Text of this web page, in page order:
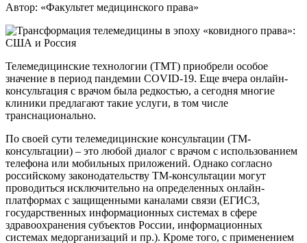
Автор: «Факультет медицинского права»
Телемедицинские технологии (ТМТ) приобрели особое
значение в период пандемии COVID-19. Еще вчера онлайн-
консультация с врачом была редкостью, а сегодня многие
клиники предлагают такие услуги, в том числе
транснационально.
По своей сути телемедицинские консультации (ТМ-
консультации) – это любой диалог с врачом с использованием
телефона или мобильных приложений. Однако согласно
российскому законодательству ТМ-консультации могут
проводиться исключительно на определенных онлайн-
платформах с защищенными каналами связи (ЕГИСЗ,
государственных информационных системах в сфере
здравоохранения субъектов России, информационных
системах медорганизаций и пр.). Кроме того, с применением